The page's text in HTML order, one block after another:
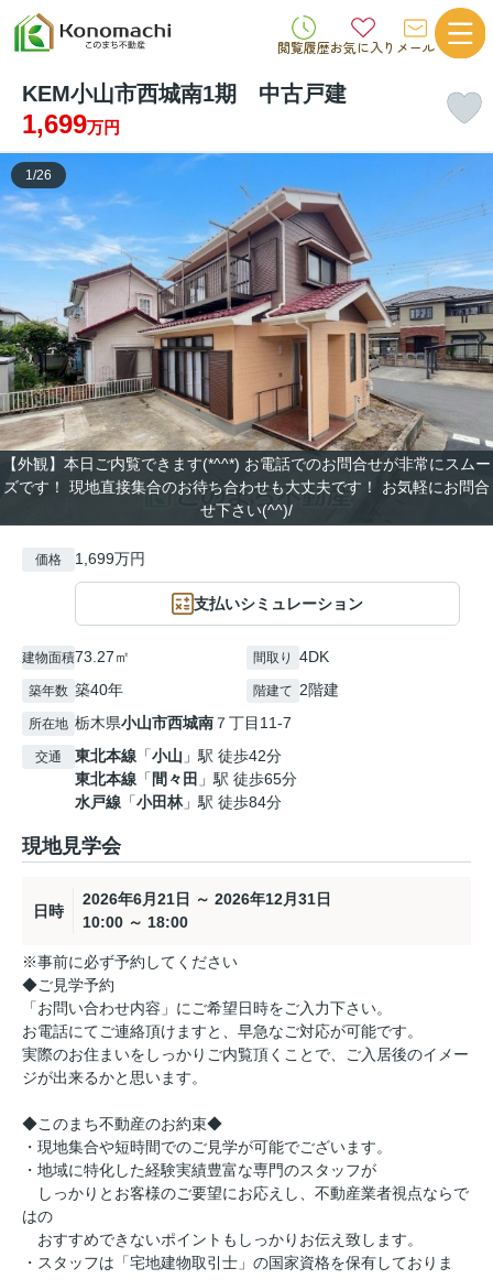
閲覧履歴お気に入り メール
KEM小山市西城南1期 中古戸建
1,699万円
【外観】本日ご内覧できます(*^^*) お電話でのお問合せが非常にスムー
ズです！ 現地直接集合のお待ち合わせも大丈夫です！ お気軽にお問合
せ下さい(^^)/
1 /26
価格 1,699万円
支払いシミュレーション
建物面積73.27㎡ 間取り 4DK
築年数 築40年 階建て 2階建
所在地 栃木県小山市西城南 ７丁目11-7
交通 東北本線 「小山 」駅 徒歩42分
東北本線 「 間々田 」駅 徒歩65分
水戸線 「小田林」駅 徒歩84分
現地見学会
日時
2026年6月21日 ～ 2026年12月31日
10:00 ～ 18:00
※事前に必ず予約してください
◆ご見学予約
「お問い合わせ内容」にご希望日時をご入力下さい。
お電話にてご連絡頂けますと、早急なご対応が可能です。
実際のお住まいをしっかりご内覧頂くことで、ご入居後のイメー
ジが出来るかと思います。
◆このまち不動産のお約束◆
・現地集合や短時間でのご見学が可能でございます。
・地域に特化した経験実績豊富な専門のスタッフが
しっかりとお客様のご要望にお応えし、不動産業者視点ならで
はの
おすすめできないポイントもしっかりお伝え致します。
・スタッフは「宅地建物取引士」の国家資格を保有しておりま